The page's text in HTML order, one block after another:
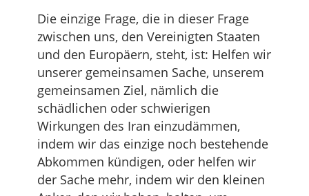
Die einzige Frage, die in dieser Frage
zwischen uns, den Vereinigten Staaten
und den Europäern, steht, ist: Helfen wir
unserer gemeinsamen Sache, unserem
gemeinsamen Ziel, nämlich die
schädlichen oder schwierigen
Wirkungen des Iran einzudämmen,
indem wir das einzige noch bestehende
Abkommen kündigen, oder helfen wir
der Sache mehr, indem wir den kleinen